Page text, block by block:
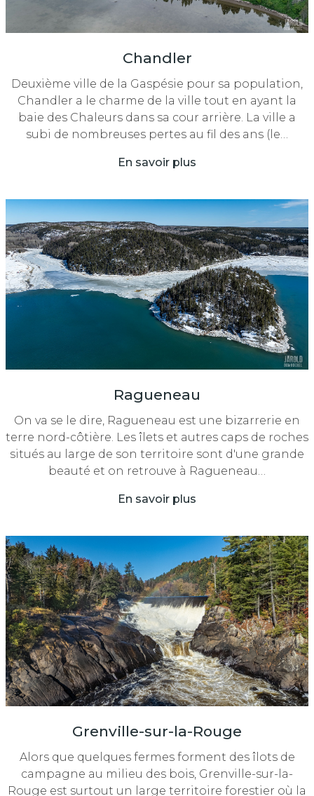
Chandler
Deuxième ville de la Gaspésie pour sa population,
Chandler a le charme de la ville tout en ayant la
baie des Chaleurs dans sa cour arrière. La ville a
subi de nombreuses pertes au fil des ans (le…
En savoir plus
Ragueneau
On va se le dire, Ragueneau est une bizarrerie en
terre nord-côtière. Les îlets et autres caps de roches
situés au large de son territoire sont d'une grande
beauté et on retrouve à Ragueneau…
En savoir plus
Grenville-sur-la-Rouge
Alors que quelques fermes forment des îlots de
campagne au milieu des bois, Grenville-sur-la-
Rouge est surtout un large territoire forestier où la